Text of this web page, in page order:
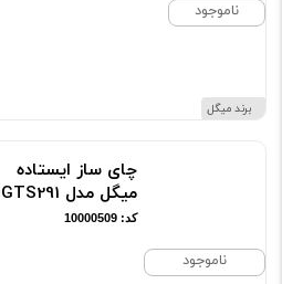
ناموجود
برند میگل
ناموجود
چای ساز ایستاده
میگل مدل GTS291
کد: 10000509